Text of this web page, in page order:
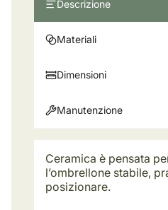
Descrizione
Materiali
Dimensioni
Manutenzione
Ceramica è pensata
l’ombrellone stabile,
posizionare.